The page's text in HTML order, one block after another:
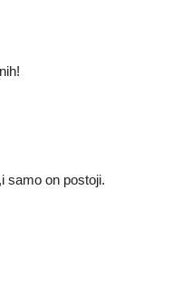
samo on postoji.